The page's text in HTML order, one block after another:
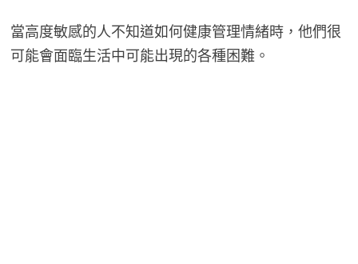
當高度敏感的人不知道如何健康管理情緒時，他們很
可能會面臨生活中可能出現的各種困難。